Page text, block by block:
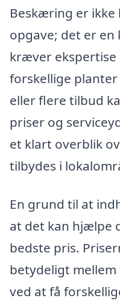
Beskæring er ikke
opgave; det er
kræver ekspertise
forskellige
eller flere tilbud
priser og
et klart overblik
tilbydes i
En grund til at
at det kan hjælpe
bedste pris.
betydeligt
ved at få